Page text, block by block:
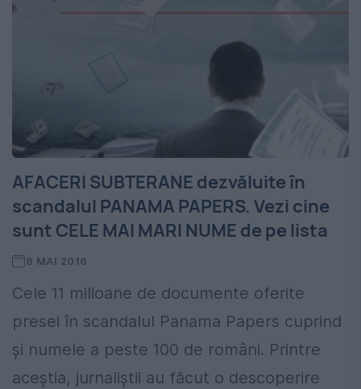
AFACERI SUBTERANE dezvăluite în
scandalul PANAMA PAPERS. Vezi cine
sunt CELE MAI MARI NUME de pe lista
8 MAI 2016
Cele 11 milioane de documente oferite
presei în scandalul Panama Papers cuprind
și numele a peste 100 de români. Printre
aceștia, jurnaliștii au făcut o descoperire